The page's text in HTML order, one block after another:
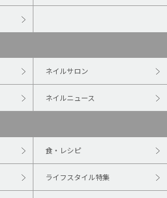
ネイルサロン
ネイルニュース
食・レシピ
ライフスタイル特集